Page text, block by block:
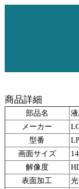
商品詳細
部品名
メーカー
型番
画面サイズ
解像度
表面加工